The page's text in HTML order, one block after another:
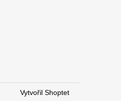
Vytvořil Shoptet